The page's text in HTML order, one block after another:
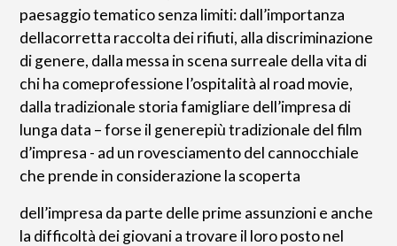
paesaggio tematico senza limiti: dall’importanza
dellacorretta raccolta dei rifiuti, alla discriminazione
di genere, dalla messa in scena surreale della vita di
chi ha comeprofessione l’ospitalità al road movie,
dalla tradizionale storia famigliare dell’impresa di
lunga data – forse il generepiù tradizionale del film
d’impresa - ad un rovesciamento del cannocchiale
che prende in considerazione la scoperta
dell’impresa da parte delle prime assunzioni e anche
la difficoltà dei giovani a trovare il loro posto nel